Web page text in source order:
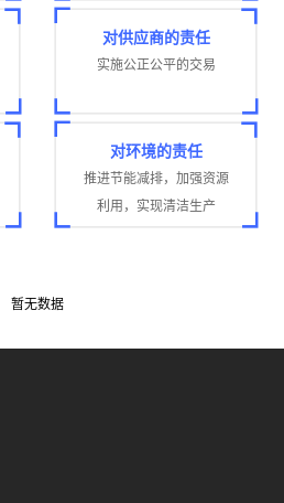
对供应商的责任
实施公正公平的交易
对环境的责任
推进节能减排，加强资源
利用，实现清洁生产
暂无数据